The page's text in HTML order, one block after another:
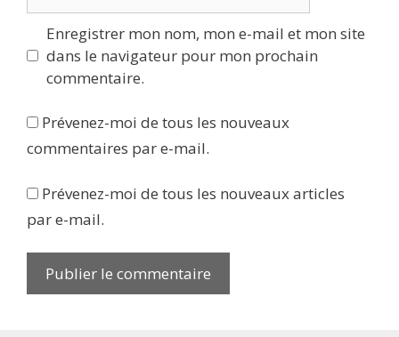
Enregistrer mon nom, mon e-mail et mon site
dans le navigateur pour mon prochain
commentaire.
Prévenez-moi de tous les nouveaux
commentaires par e-mail.
Prévenez-moi de tous les nouveaux articles
par e-mail.